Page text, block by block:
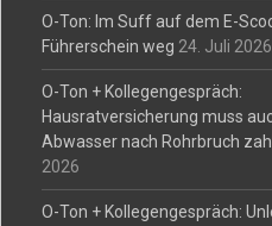
O-Ton: Im Suff auf dem E-
Führerschein weg 24. Juli 2026
O-Ton + Kollegengespräch:
Hausratversicherung muss
Abwasser nach Rohrbruch
2026
O-Ton + Kollegengespräch: